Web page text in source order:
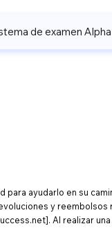
de examen Alpha
ayudarlo en su
y reembolsos
]. Al realizar